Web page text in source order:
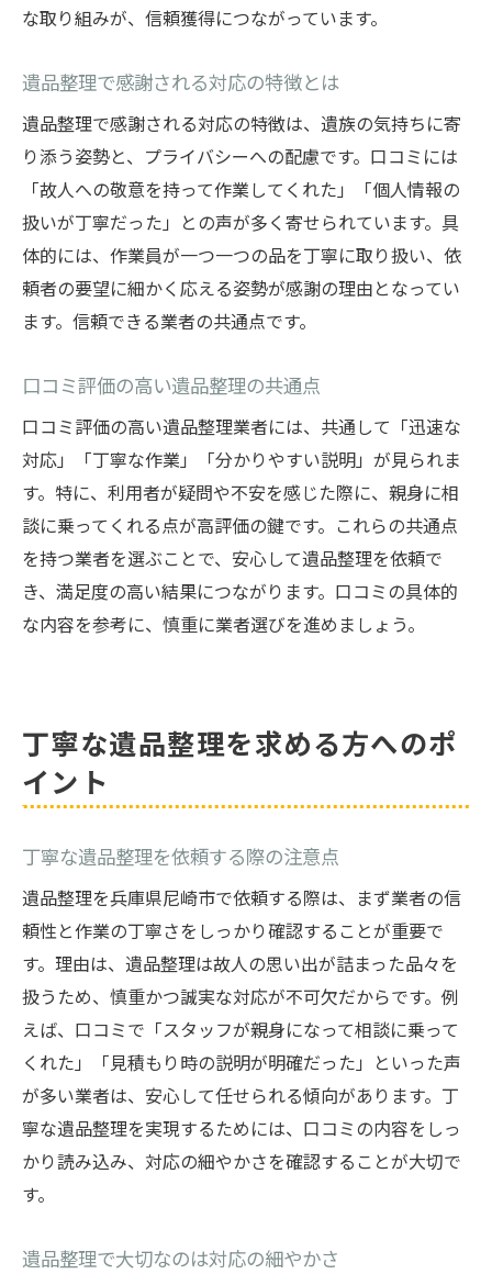
な取り組みが、信頼獲得につながっています。
遺品整理で感謝される対応の特徴とは
遺品整理で感謝される対応の特徴は、遺族の気持ちに寄
り添う姿勢と、プライバシーへの配慮です。口コミには
「故人への敬意を持って作業してくれた」「個人情報の
扱いが丁寧だった」との声が多く寄せられています。具
体的には、作業員が一つ一つの品を丁寧に取り扱い、依
頼者の要望に細かく応える姿勢が感謝の理由となってい
ます。信頼できる業者の共通点です。
口コミ評価の高い遺品整理の共通点
口コミ評価の高い遺品整理業者には、共通して「迅速な
対応」「丁寧な作業」「分かりやすい説明」が見られま
す。特に、利用者が疑問や不安を感じた際に、親身に相
談に乗ってくれる点が高評価の鍵です。これらの共通点
を持つ業者を選ぶことで、安心して遺品整理を依頼で
き、満足度の高い結果につながります。口コミの具体的
な内容を参考に、慎重に業者選びを進めましょう。
丁寧な遺品整理を求める方へのポ
イント
丁寧な遺品整理を依頼する際の注意点
遺品整理を兵庫県尼崎市で依頼する際は、まず業者の信
頼性と作業の丁寧さをしっかり確認することが重要で
す。理由は、遺品整理は故人の思い出が詰まった品々を
扱うため、慎重かつ誠実な対応が不可欠だからです。例
えば、口コミで「スタッフが親身になって相談に乗って
くれた」「見積もり時の説明が明確だった」といった声
が多い業者は、安心して任せられる傾向があります。丁
寧な遺品整理を実現するためには、口コミの内容をしっ
かり読み込み、対応の細やかさを確認することが大切で
す。
遺品整理で大切なのは対応の細やかさ